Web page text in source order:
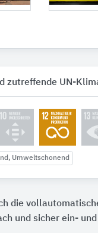
zutreffende UN-
Umweltschonend
die
und sicher ein-